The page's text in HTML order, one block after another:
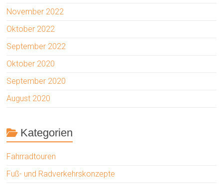
November 2022
Oktober 2022
September 2022
Oktober 2020
September 2020
August 2020
Kategorien
Fahrradtouren
Fuß- und Radverkehrskonzepte